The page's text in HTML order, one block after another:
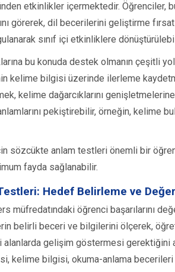
etkinlikler içermektedir. Öğrenciler,
görerek, dil becerilerini geliştirme
sınıf içi etkinliklere
bu konuda destek olmanın çeşitli
kelime bilgisi üzerinde ilerleme
kelime dağarcıklarını
pekiştirebilir, örneğin, kelime
sözcükte anlam testleri önemli bir
fayda sağlanabilir.
Hedef Belirleme ve
müfredatındaki öğrenci başarılarını
belirli beceri ve bilgilerini ölçerek,
gelişim göstermesi gerektiğini
kelime bilgisi, okuma-anlama becerileri